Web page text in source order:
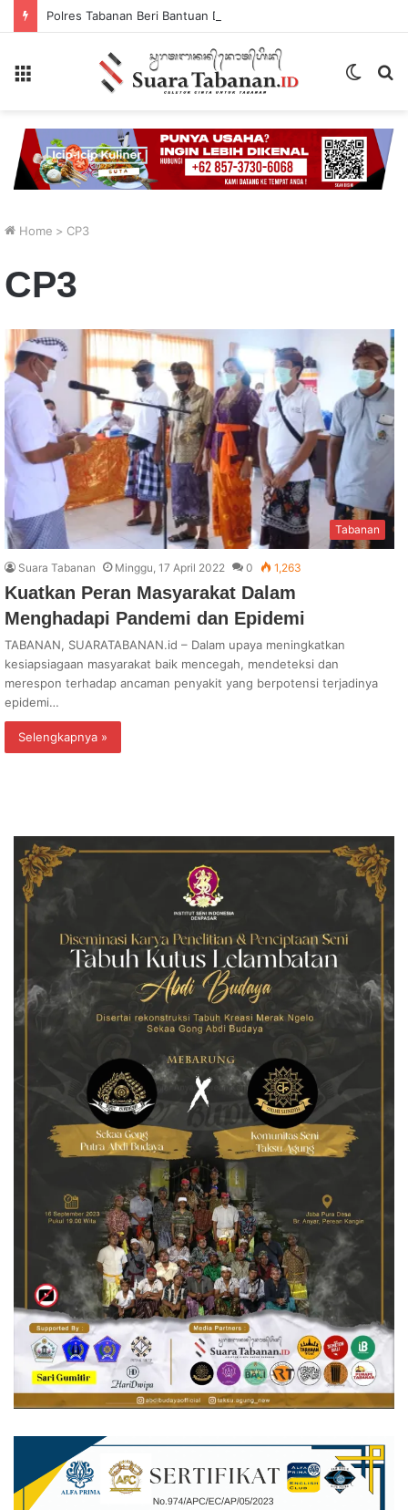
Switch
Home > CP3
CP3
Tabanan
Suara Tabanan Minggu, 17 April 2022 0 1,263
Kuatkan Peran Masyarakat Dalam
Menghadapi Pandemi dan Epidemi
TABANAN, SUARATABANAN.id – Dalam upaya meningkatkan
kesiapsiagaan masyarakat baik mencegah, mendeteksi dan
merespon terhadap ancaman penyakit yang berpotensi terjadinya
epidemi…
Selengkapnya »